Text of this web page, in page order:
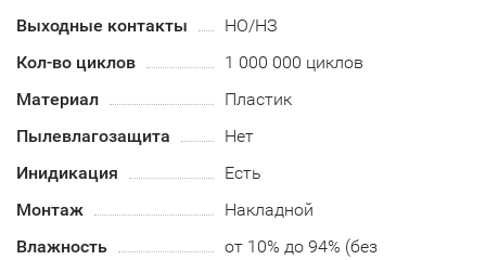
Выходные контакты
НО/НЗ
Кол-во циклов
1 000 000 циклов
Материал
Пластик
Пылевлагозащита
Нет
Инидикация
Есть
Монтаж
Накладной
Влажность
от 10% до 94% (без